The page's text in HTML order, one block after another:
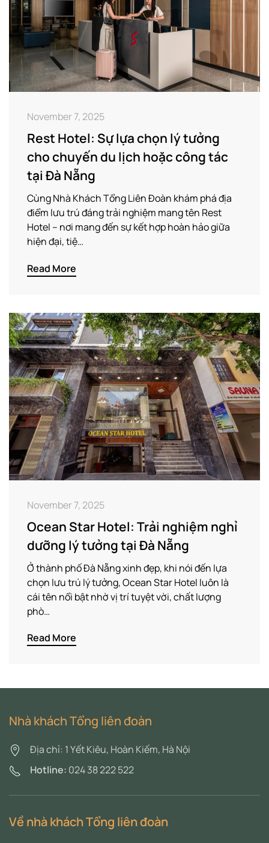
November 7, 2025
Rest Hotel: Sự lựa chọn lý tưởng
cho chuyến du lịch hoặc công tác
tại Đà Nẵng
Cùng Nhà Khách Tổng Liên Đoàn khám phá địa
điểm lưu trú đáng trải nghiệm mang tên Rest
Hotel – nơi mang đến sự kết hợp hoàn hảo giữa
hiện đại, tiệ…
Read More
November 7, 2025
Ocean Star Hotel: Trải nghiệm nghỉ
dưỡng lý tưởng tại Đà Nẵng
Ở thành phố Đà Nẵng xinh đẹp, khi nói đến lựa
chọn lưu trú lý tưởng, Ocean Star Hotel luôn là
cái tên nổi bật nhờ vị trí tuyệt vời, chất lượng
phò…
Read More
Nhà khách Tổng liên đoàn
Địa chỉ: 1 Yết Kiêu, Hoàn Kiếm, Hà Nội
Hotline: 024 38 222 522
Về nhà khách Tổng liên đoàn